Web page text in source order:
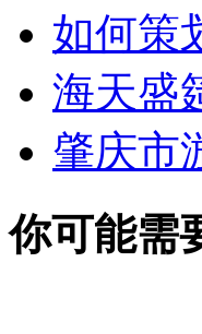
如何策
海天盛
肇庆市
你可能需